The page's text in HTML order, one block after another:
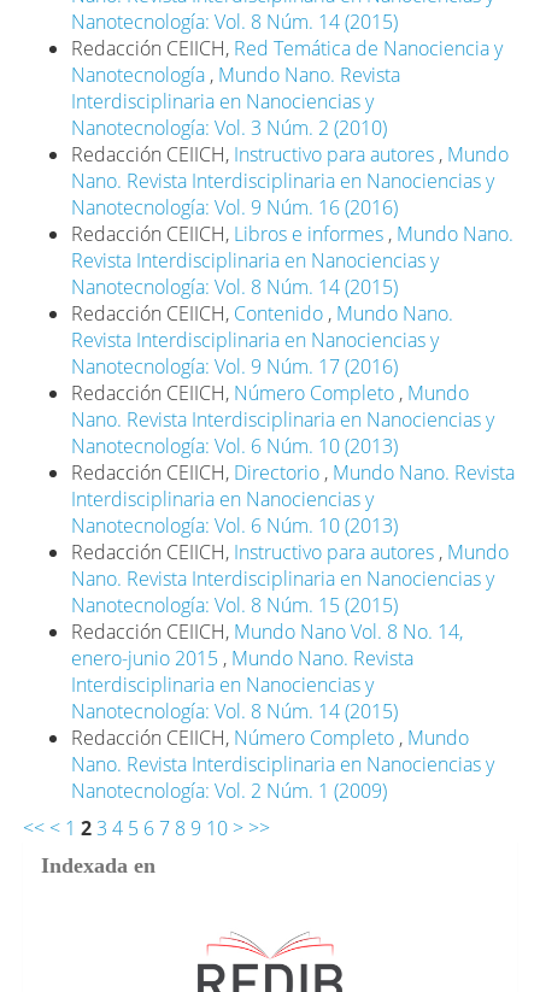
Nanotecnología: Vol. 8 Núm. 14 (2015)
Redacción CEIICH, Red Temática de Nanociencia y
Nanotecnología , Mundo Nano. Revista
Interdisciplinaria en Nanociencias y
Nanotecnología: Vol. 3 Núm. 2 (2010)
Redacción CEIICH, Instructivo para autores , Mundo
Nano. Revista Interdisciplinaria en Nanociencias y
Nanotecnología: Vol. 9 Núm. 16 (2016)
Redacción CEIICH, Libros e informes , Mundo Nano.
Revista Interdisciplinaria en Nanociencias y
Nanotecnología: Vol. 8 Núm. 14 (2015)
Redacción CEIICH, Contenido , Mundo Nano.
Revista Interdisciplinaria en Nanociencias y
Nanotecnología: Vol. 9 Núm. 17 (2016)
Redacción CEIICH, Número Completo , Mundo
Nano. Revista Interdisciplinaria en Nanociencias y
Nanotecnología: Vol. 6 Núm. 10 (2013)
Redacción CEIICH, Directorio , Mundo Nano. Revista
Interdisciplinaria en Nanociencias y
Nanotecnología: Vol. 6 Núm. 10 (2013)
Redacción CEIICH, Instructivo para autores , Mundo
Nano. Revista Interdisciplinaria en Nanociencias y
Nanotecnología: Vol. 8 Núm. 15 (2015)
Redacción CEIICH, Mundo Nano Vol. 8 No. 14,
enero-junio 2015 , Mundo Nano. Revista
Interdisciplinaria en Nanociencias y
Nanotecnología: Vol. 8 Núm. 14 (2015)
Redacción CEIICH, Número Completo , Mundo
Nano. Revista Interdisciplinaria en Nanociencias y
Nanotecnología: Vol. 2 Núm. 1 (2009)
<< < 1 2 3 4 5 6 7 8 9 10 > >>
Indexada en